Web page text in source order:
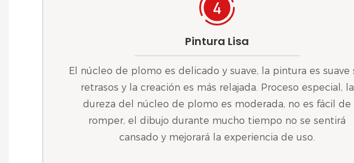
Pintura Lisa
El núcleo de plomo es delicado y suave, la pintura es suave
retrasos y la creación es más relajada. Proceso especial, la
dureza del núcleo de plomo es moderada, no es fácil de
romper, el dibujo durante mucho tiempo no se sentirá
cansado y mejorará la experiencia de uso.